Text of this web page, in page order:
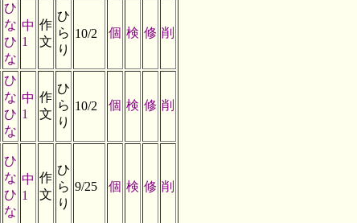
ひ
な
ひ
な
中
1
作
文
ひ
ら
り
10/2 個 検 修 削
ひ
な
ひ
な
中
1
作
文
ひ
ら
り
10/2 個 検 修 削
ひ
な
ひ
な
中
1
作
文
ひ
ら
り
9/25 個 検 修 削